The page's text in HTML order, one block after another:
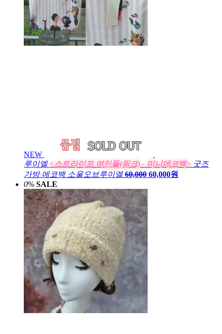
NEW
루이엘 <스트라이프 여인들(핑크) - 미니에코백> 굿즈
가방 에코백 소울오브루이엘 60,000 60,000원
0% SALE